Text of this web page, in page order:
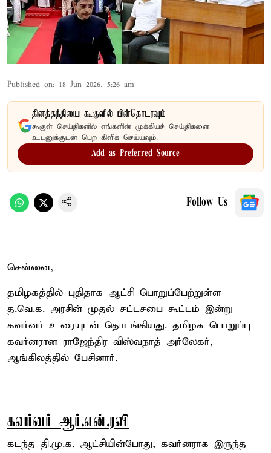
Published on: 18 Jun 2026, 5:26 am
தினத்தந்தியை கூகுளில் பின்தொடரவும்
கூகுள் செய்திகளில் எங்களின் முக்கியச் செய்திகளை
உடனுக்குடன் பெற கிளிக் செய்யவும்.
Add as Preferred Source
Follow Us
சென்னை,
தமிழகத்தில் புதிதாக ஆட்சி பொறுப்பேற்றுள்ள
த.வெ.க. அரசின் முதல் சட்டசபை கூட்டம் இன்று
கவர்னர் உரையுடன் தொடங்கியது. தமிழக பொறுப்பு
கவர்னரான ராஜேந்திர விஸ்வநாத் அர்லேகர்,
ஆங்கிலத்தில் பேசினார்.
கவர்னர் ஆர்.என்.ரவி
கடந்த தி.மு.க. ஆட்சியின்போது, கவர்னராக இருந்த